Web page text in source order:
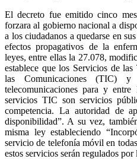
El decreto fue emitido cinco
forzara al gobierno nacional a
a los ciudadanos a quedarse en
efectos propagativos de la
leyes, entre ellas la 27.078,
establece que los Servicios de
las Comunicaciones (TIC)
telecomunicaciones para y
servicios TIC son servicios
competencia. La autoridad de
disponibilidad”. A su vez,
misma ley estableciendo
servicio de telefonía móvil en
estos servicios serán regulados